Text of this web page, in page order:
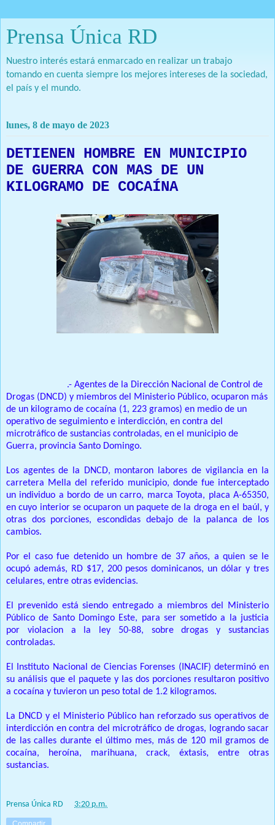
Prensa Única RD
Nuestro interés estará enmarcado en realizar un trabajo
tomando en cuenta siempre los mejores intereses de la sociedad,
el país y el mundo.
lunes, 8 de mayo de 2023
DETIENEN HOMBRE EN MUNICIPIO
DE GUERRA CON MAS DE UN
KILOGRAMO DE COCAÍNA
.- Agentes de la Dirección Nacional de Control de
Drogas (DNCD) y miembros del Ministerio Público, ocuparon más
de un kilogramo de cocaína (1, 223 gramos) en medio de un
operativo de seguimiento e interdicción, en contra del
microtráfico de sustancias controladas, en el municipio de
Guerra, provincia Santo Domingo.
Los agentes de la DNCD, montaron labores de vigilancia en la
carretera Mella del referido municipio, donde fue interceptado
un individuo a bordo de un carro, marca Toyota, placa A-65350,
en cuyo interior se ocuparon un paquete de la droga en el baúl, y
otras dos porciones, escondidas debajo de la palanca de los
cambios.
Por el caso fue detenido un hombre de 37 años, a quien se le
ocupó además, RD $17, 200 pesos dominicanos, un dólar y tres
celulares, entre otras evidencias.
El prevenido está siendo entregado a miembros del Ministerio
Público de Santo Domingo Este, para ser sometido a la justicia
por violacion a la ley 50-88, sobre drogas y sustancias
controladas.
El Instituto Nacional de Ciencias Forenses (INACIF) determinó en
su análisis que el paquete y las dos porciones resultaron positivo
a cocaína y tuvieron un peso total de 1.2 kilogramos.
La DNCD y el Ministerio Público han reforzado sus operativos de
interdicción en contra del microtráfico de drogas, logrando sacar
de las calles durante el último mes, más de 120 mil gramos de
cocaína, heroína, marihuana, crack, éxtasis, entre otras
sustancias.
Prensa Única RD 3:20 p.m.